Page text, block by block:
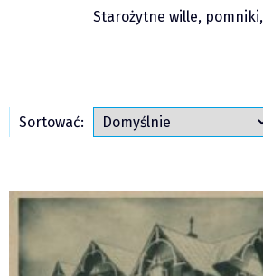
Starożytne wille,
Sortować: